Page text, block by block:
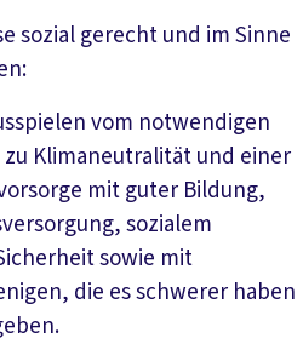
sozial gerecht und im Sinne
vom notwendigen
Klimaneutralität und einer
mit guter Bildung,
sozialem
sowie mit
die es schwerer haben